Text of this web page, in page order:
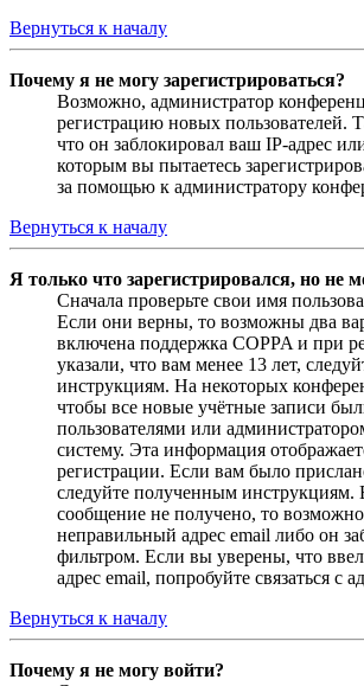
Вернуться к началу
Почему я не могу зарегистрироваться?
Возможно, администратор
регистрацию новых пользователей.
что он заблокировал ваш IP-адрес
которым вы пытаетесь
за помощью к администратору
Вернуться к началу
Я только что зарегистрировался, но не
Сначала проверьте свои имя
Если они верны, то возможны два
включена поддержка COPPA и при
указали, что вам менее 13 лет,
инструкциям. На некоторых
чтобы все новые учётные записи
пользователями или
систему. Эта информация
регистрации. Если вам было
следуйте полученным инструкциям.
сообщение не получено, то
неправильный адрес email либо он
фильтром. Если вы уверены, что
адрес email, попробуйте связаться с
Вернуться к началу
Почему я не могу войти?